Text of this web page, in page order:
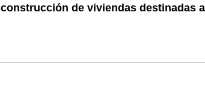
construcción de viviendas destinadas